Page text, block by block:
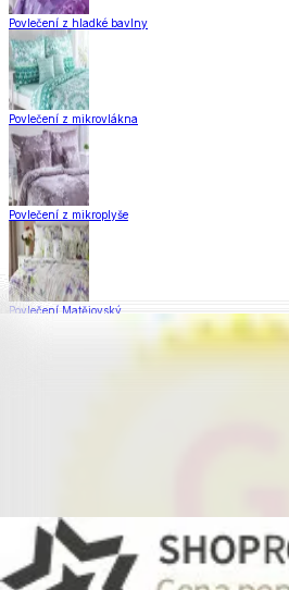
Povlečení z hladké bavlny
Povlečení z mikrovlákna
Povlečení z mikroplyše
Povlečení Matějovský